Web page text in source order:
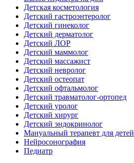
Детская косметология
Детский гастроэнтеролог
Детский гинеколог
Детский дерматолог
Детский ЛОР
Детский маммолог
Детский массажист
Детский невролог
Детский остеопат
Детский офтальмолог
Детский травматолог-ортопед
Детский уролог
Детский хирург
Детский эндокринолог
Мануальный терапевт для детей
Нейросонография
Педиатр